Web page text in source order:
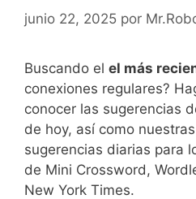
junio 22, 2025 por
Buscando el el más
conexiones regulares?
conocer las sugerencias
de hoy, así como
sugerencias diarias para
de Mini Crossword,
New York Times.